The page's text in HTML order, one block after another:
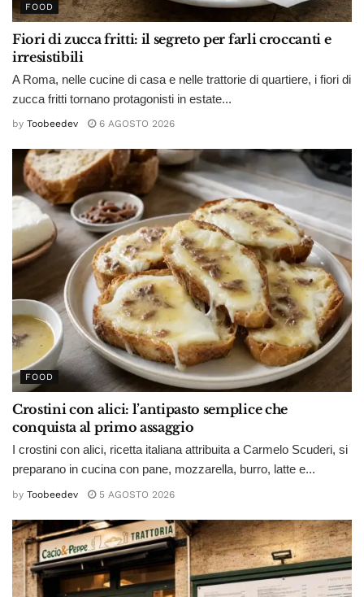
FOOD
Fiori di zucca fritti: il segreto per farli croccanti e
irresistibili
A Roma, nelle cucine di casa e nelle trattorie di quartiere, i fiori di
zucca fritti tornano protagonisti in estate...
by Toobeedev 6 AGOSTO 2026
FOOD
Crostini con alici: l’antipasto semplice che
conquista al primo assaggio
I crostini con alici, ricetta italiana attribuita a Carmelo Scuderi, si
preparano in cucina con pane, mozzarella, burro, latte e...
by Toobeedev 5 AGOSTO 2026